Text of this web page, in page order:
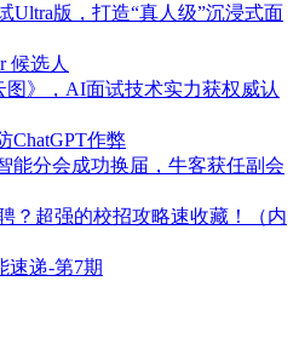
Ultra版，打造“真人级”沉浸式面
候选人
图》，AI面试技术实力获权威认
ChatGPT作弊
能分会成功换届，牛客获任副会
？超强的校招攻略速收藏！（内
速递-第7期